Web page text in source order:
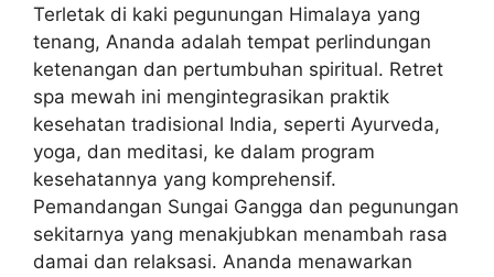
Terletak di kaki pegunungan Himalaya yang
tenang, Ananda adalah tempat perlindungan
ketenangan dan pertumbuhan spiritual. Retret
spa mewah ini mengintegrasikan praktik
kesehatan tradisional India, seperti Ayurveda,
yoga, dan meditasi, ke dalam program
kesehatannya yang komprehensif.
Pemandangan Sungai Gangga dan pegunungan
sekitarnya yang menakjubkan menambah rasa
damai dan relaksasi. Ananda menawarkan